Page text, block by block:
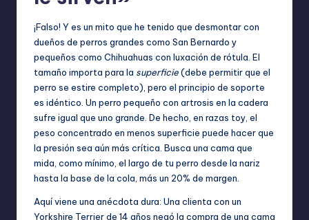
¡Falso! Y es un mito que he tenido que desmontar con
dueños de perros grandes como San Bernardo y
pequeños como Chihuahuas con luxación de rótula. El
tamaño importa para la superficie(debe permitir que el
perro se estire completo), pero el principio de soporte
es idéntico. Un perro pequeño con artrosis en la cadera
sufre igual que uno grande. De hecho, en razas toy, el
peso concentrado en menos superficie puede hacer que
la presión sea aún más crítica. Busca una cama que
mida, como mínimo, el largo de tu perro desde la nariz
hasta la base de la cola, más un 20% de margen.
Aquí viene una anécdota dura: Una clienta con un
Yorkshire Terrier de 14 años negó la compra de una cama